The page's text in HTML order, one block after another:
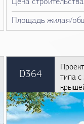
Цена
Площадь жилая/
D364
типа с